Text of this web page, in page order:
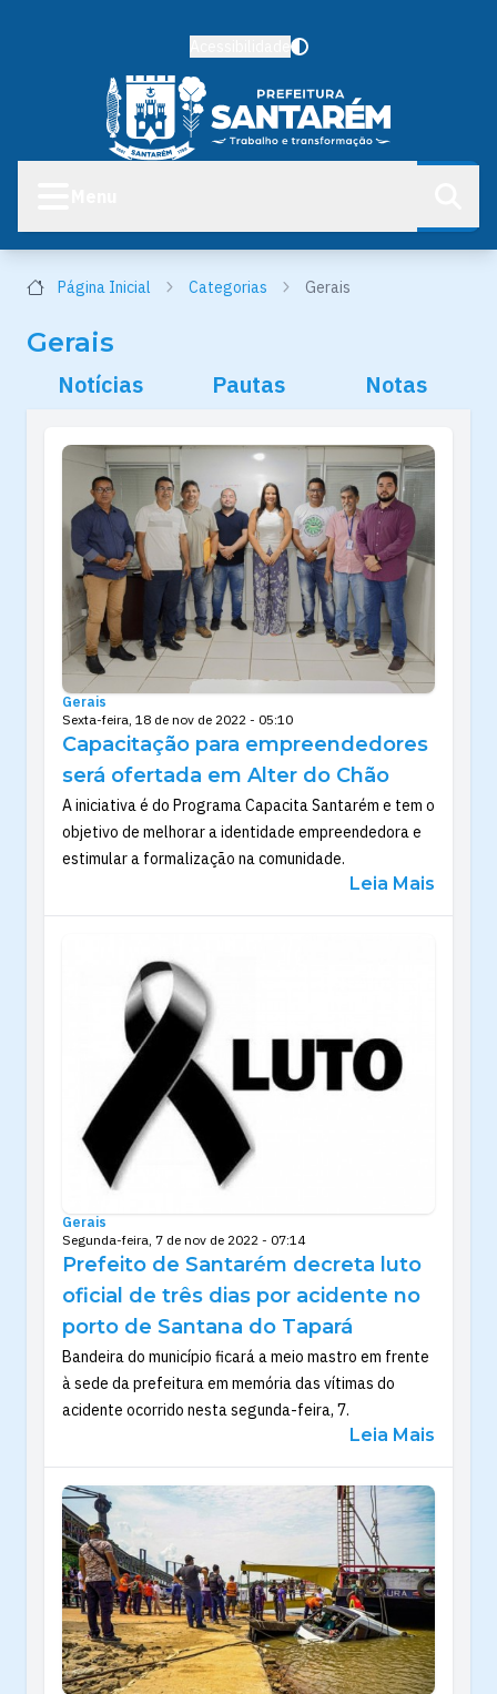
Página Inicial Categorias Gerais
Gerais
Notícias Pautas Notas
Gerais
Sexta-feira, 18 de nov de 2022 - 05:10
Capacitação para empreendedores
será ofertada em Alter do Chão
A iniciativa é do Programa Capacita Santarém e tem o
objetivo de melhorar a identidade empreendedora e
estimular a formalização na comunidade.
Leia Mais
Gerais
Segunda-feira, 7 de nov de 2022 - 07:14
Prefeito de Santarém decreta luto
oficial de três dias por acidente no
porto de Santana do Tapará
Bandeira do município ficará a meio mastro em frente
à sede da prefeitura em memória das vítimas do
acidente ocorrido nesta segunda-feira, 7.
Leia Mais